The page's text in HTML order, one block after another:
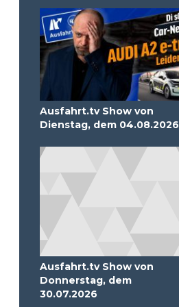
Ausfahrt.tv Show von
Dienstag, dem 04.08.2026
Ausfahrt.tv Show von
Donnerstag, dem
30.07.2026